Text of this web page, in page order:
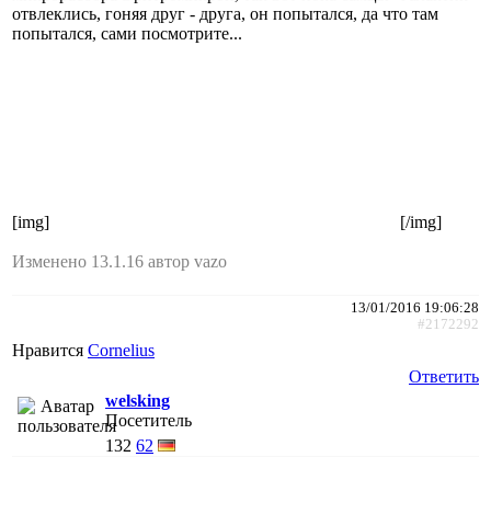
отвлеклись, гоняя друг - друга, он попытался, да что там
попытался, сами посмотрите...
[img] [/img]
Изменено 13.1.16 автор vazo
13/01/2016 19:06:28
#2172292
Нравится Cornelius
Ответить
welsking
Посетитель
132 62